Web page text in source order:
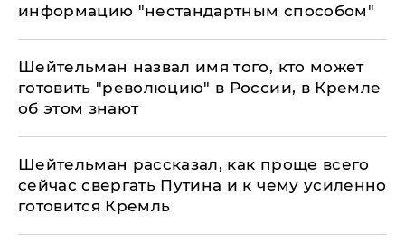
информацию "нестандартным способом"
Шейтельман назвал имя того, кто может
готовить "революцию" в России, в Кремле
об этом знают
Шейтельман рассказал, как проще всего
сейчас свергать Путина и к чему усиленно
готовится Кремль